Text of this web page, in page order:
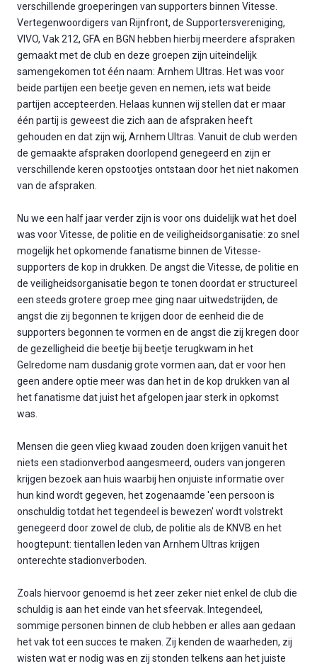
verschillende groeperingen van supporters binnen Vitesse.
Vertegenwoordigers van Rijnfront, de Supportersvereniging,
VIVO, Vak 212, GFA en BGN hebben hierbij meerdere afspraken
gemaakt met de club en deze groepen zijn uiteindelijk
samengekomen tot één naam: Arnhem Ultras. Het was voor
beide partijen een beetje geven en nemen, iets wat beide
partijen accepteerden. Helaas kunnen wij stellen dat er maar
één partij is geweest die zich aan de afspraken heeft
gehouden en dat zijn wij, Arnhem Ultras. Vanuit de club werden
de gemaakte afspraken doorlopend genegeerd en zijn er
verschillende keren opstootjes ontstaan door het niet nakomen
van de afspraken.
Nu we een half jaar verder zijn is voor ons duidelijk wat het doel
was voor Vitesse, de politie en de veiligheidsorganisatie: zo snel
mogelijk het opkomende fanatisme binnen de Vitesse-
supporters de kop in drukken. De angst die Vitesse, de politie en
de veiligheidsorganisatie begon te tonen doordat er structureel
een steeds grotere groep mee ging naar uitwedstrijden, de
angst die zij begonnen te krijgen door de eenheid die de
supporters begonnen te vormen en de angst die zij kregen door
de gezelligheid die beetje bij beetje terugkwam in het
Gelredome nam dusdanig grote vormen aan, dat er voor hen
geen andere optie meer was dan het in de kop drukken van al
het fanatisme dat juist het afgelopen jaar sterk in opkomst
was.
Mensen die geen vlieg kwaad zouden doen krijgen vanuit het
niets een stadionverbod aangesmeerd, ouders van jongeren
krijgen bezoek aan huis waarbij hen onjuiste informatie over
hun kind wordt gegeven, het zogenaamde 'een persoon is
onschuldig totdat het tegendeel is bewezen' wordt volstrekt
genegeerd door zowel de club, de politie als de KNVB en het
hoogtepunt: tientallen leden van Arnhem Ultras krijgen
onterechte stadionverboden.
Zoals hiervoor genoemd is het zeer zeker niet enkel de club die
schuldig is aan het einde van het sfeervak. Integendeel,
sommige personen binnen de club hebben er alles aan gedaan
het vak tot een succes te maken. Zij kenden de waarheden, zij
wisten wat er nodig was en zij stonden telkens aan het juiste